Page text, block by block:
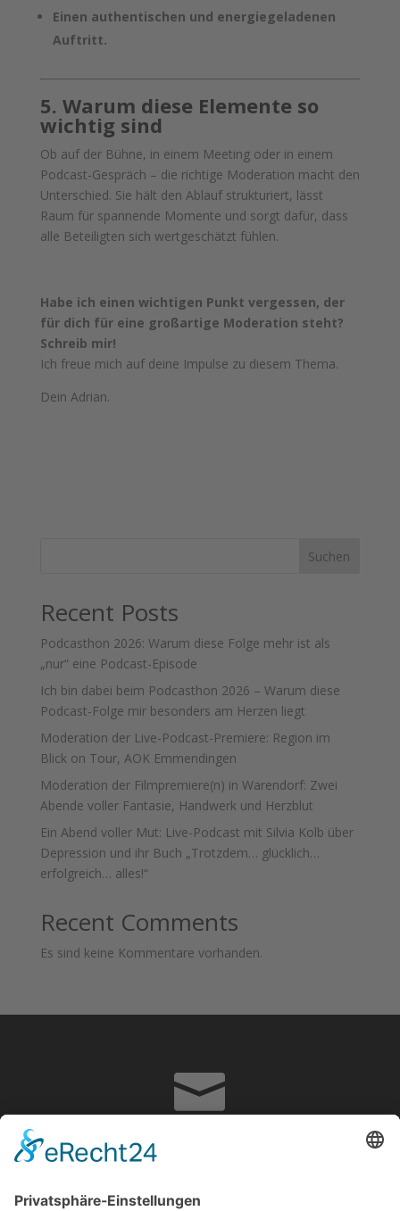
Einen authentischen und energiegeladenen
Auftritt.
5. Warum diese Elemente so
wichtig sind
Ob auf der Bühne, in einem Meeting oder in einem
Podcast-Gespräch – die richtige Moderation macht den
Unterschied. Sie hält den Ablauf strukturiert, lässt
Raum für spannende Momente und sorgt dafür, dass
alle Beteiligten sich wertgeschätzt fühlen.
Habe ich einen wichtigen Punkt vergessen, der
für dich für eine großartige Moderation steht?
Schreib mir!
Ich freue mich auf deine Impulse zu diesem Thema.
Dein Adrian.
Suchen
Recent Posts
Podcasthon 2026: Warum diese Folge mehr ist als
„nur“ eine Podcast-Episode
Ich bin dabei beim Podcasthon 2026 – Warum diese
Podcast-Folge mir besonders am Herzen liegt
Moderation der Live-Podcast-Premiere: Region im
Blick on Tour, AOK Emmendingen
Moderation der Filmpremiere(n) in Warendorf: Zwei
Abende voller Fantasie, Handwerk und Herzblut
Ein Abend voller Mut: Live-Podcast mit Silvia Kolb über
Depression und ihr Buch „Trotzdem… glücklich…
erfolgreich… alles!“
Recent Comments
Es sind keine Kommentare vorhanden.

info@adrian-hoffmann.de